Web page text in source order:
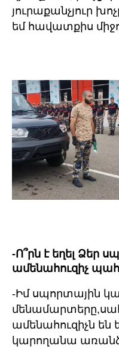
յուրաքանչյուր
եմ հավատքիս
-Ո՞րն է եղել Ձեր
ամենահուզիչ
-Իմ սպորտային
ամենահուզիչն են
կարողանա